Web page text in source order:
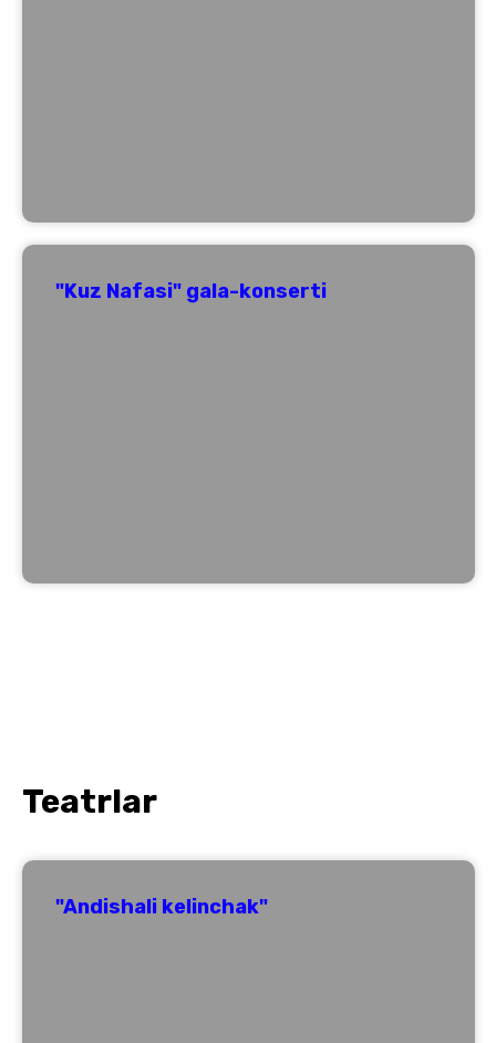
"Kuz Nafasi" gala-konserti
Teatrlar
"Andishali kelinchak"